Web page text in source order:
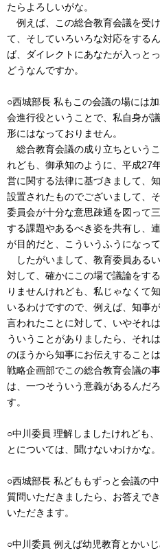
たらよろしいがな。
例えば、この総合教育会議を受
て、そしていろいろな対応をする
ば、ダイレクトにあなたが入っと
どうなんですか。
○西城部長 私もこの会議の場には
会進行役ということで、私自身が
形にはなっておりません。
総合教育会議の成り立ちという
れども、御承知のように、平成27
営に関する法律に基づきまして、
設置されたものでございまして、
委員会が十分な意思疎通を図って
する課題やあるべき姿を共有し、
が目的だと、こういうふうになって
したがいまして、教育委員ある
対して、確かにこの場で議論をす
りませんけれども、私じゃなくて
いるわけですので、例えば、知事
言われたことに対して、いやそれ
ういうことがありましたら、それ
のほうから知事にお伝えすること
戦略企画部でこの総合教育会議の
は、一つそういう意義があるんだ
す。
○中川委員 理解しましたけれども
とについては、聞けないわけかな。
○西城部長 私どももずっと会議の
質問いただきましたら、お答えで
いただきます。
○中川委員 例えば幼児教育とかい